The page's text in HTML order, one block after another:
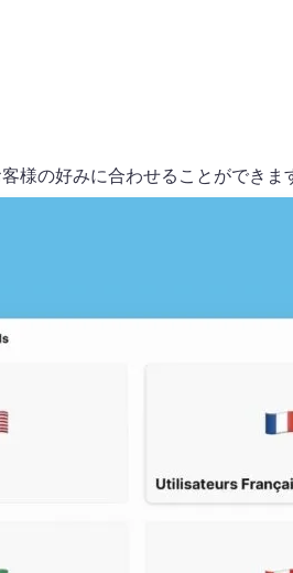
様の好みに合わせることができ